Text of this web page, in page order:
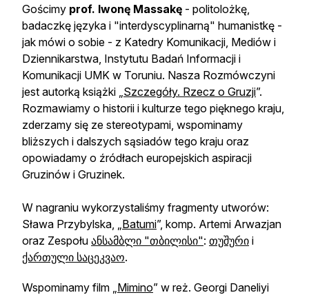
Gościmy prof. Iwonę Massakę - politolożkę,
badaczkę języka i "interdyscyplinarną" humanistkę -
jak mówi o sobie - z Katedry Komunikacji, Mediów i
Dziennikarstwa, Instytutu Badań Informacji i
Komunikacji UMK w Toruniu. Nasza Rozmówczyni
jest autorką książki „Szczegóły. Rzecz o Gruzji”.
Rozmawiamy o historii i kulturze tego pięknego kraju,
zderzamy się ze stereotypami, wspominamy
bliższych i dalszych sąsiadów tego kraju oraz
opowiadamy o źródłach europejskich aspiracji
Gruzinów i Gruzinek.
W nagraniu wykorzystaliśmy fragmenty utworów:
Sława Przybylska, „Batumi”, komp. Artemi Arwazjan
oraz Zespołu ანსამბლი "თბილისი": თუშური i
ქართული საცეკვაო.
Wspominamy film „Mimino” w reż. Georgi Daneliyi